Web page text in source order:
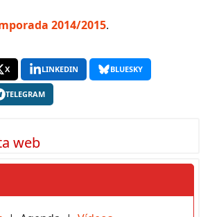
2014/2015.
X LINKEDIN BLUESKY
TELEGRAM
web